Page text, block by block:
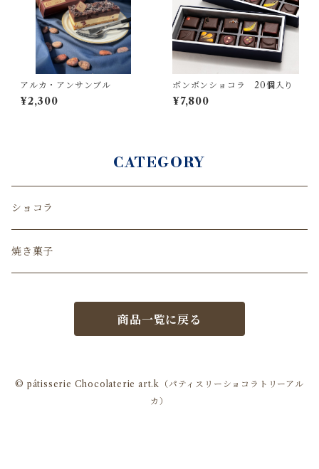
アルカ・アンサンブル
¥2,300
ボンボンショコラ 20個入り
¥7,800
CATEGORY
ショコラ
焼き菓子
商品一覧に戻る
© pâtisserie Chocolaterie art.k（パティスリーショコラトリーアル
カ）